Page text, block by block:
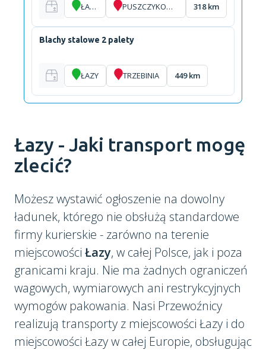
ŁAZY PUSZCZYKOWO 318 km
Blachy stalowe 2 palety
ŁAZY TRZEBINIA 449 km
Łazy - Jaki transport mogę
zlecić?
Możesz wystawić ogłoszenie na dowolny
ładunek, którego nie obsłużą standardowe
firmy kurierskie - zarówno na terenie
miejscowości Łazy, w całej Polsce, jak i poza
granicami kraju. Nie ma żadnych ograniczeń
wagowych, wymiarowych ani restrykcyjnych
wymogów pakowania. Nasi Przewoźnicy
realizują transporty z miejscowości Łazy i do
miejscowości Łazy w całej Europie, obsługując